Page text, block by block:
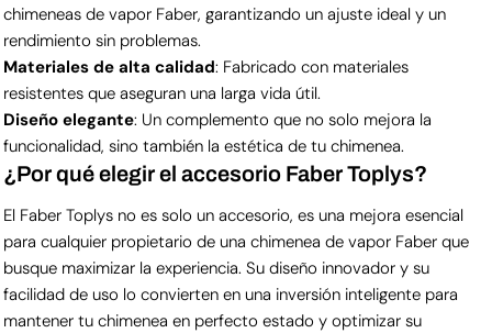
chimeneas de vapor Faber, garantizando un ajuste ideal y un
rendimiento sin problemas.
Materiales de alta calidad: Fabricado con materiales
resistentes que aseguran una larga vida útil.
Diseño elegante: Un complemento que no solo mejora la
funcionalidad, sino también la estética de tu chimenea.
¿Por qué elegir el accesorio Faber Toplys?
El Faber Toplys no es solo un accesorio, es una mejora esencial
para cualquier propietario de una chimenea de vapor Faber que
busque maximizar la experiencia. Su diseño innovador y su
facilidad de uso lo convierten en una inversión inteligente para
mantener tu chimenea en perfecto estado y optimizar su